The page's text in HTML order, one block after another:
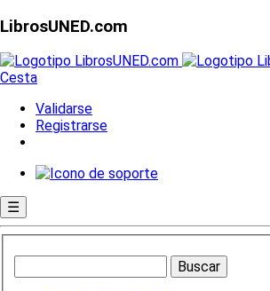
LibrosUNED.com
Cesta
Validarse
Registrarse
☰